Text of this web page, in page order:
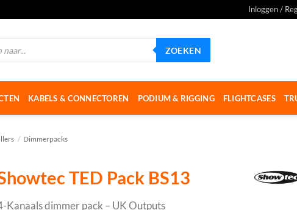
Inloggen /
ZOEKEN
KABELS & CONNECTOREN PODIUM & RIGGING FLIGHTCASES
/ Dimmerpacks
TED Pack BS13
Kanaals dimmer pack – UK Outputs